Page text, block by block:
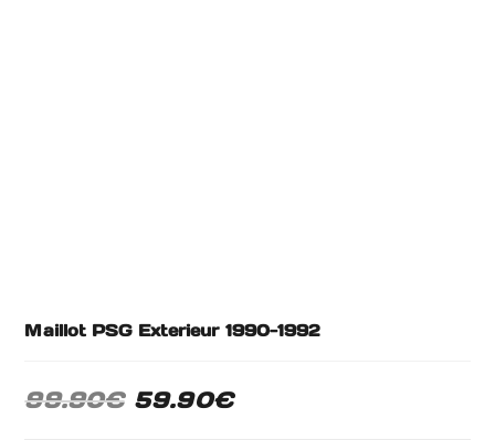
Maillot PSG Exterieur 1990-1992
99.90€ 59.90€